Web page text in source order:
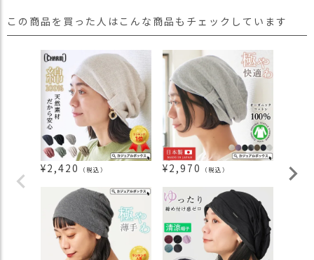
この商品を買った人はこんな商品もチェックしています
¥2,420 （税込） ¥2,970 （税込） ¥